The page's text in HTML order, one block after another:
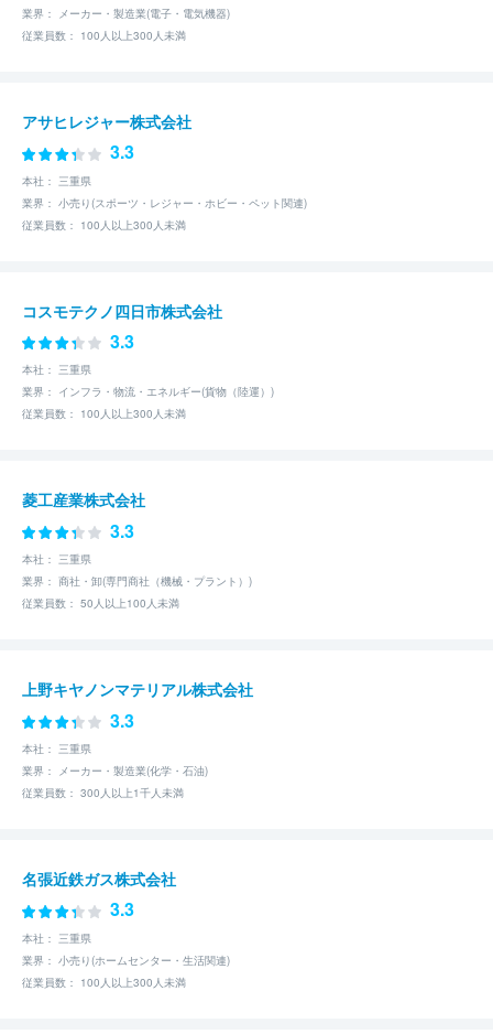
業界： メーカー・製造業(電子・電気機器)
従業員数： 100人以上300人未満
アサヒレジャー株式会社
3.3
本社： 三重県
業界： 小売り(スポーツ・レジャー・ホビー・ペット関連)
従業員数： 100人以上300人未満
コスモテクノ四日市株式会社
3.3
本社： 三重県
業界： インフラ・物流・エネルギー(貨物（陸運）)
従業員数： 100人以上300人未満
菱工産業株式会社
3.3
本社： 三重県
業界： 商社・卸(専門商社（機械・プラント）)
従業員数： 50人以上100人未満
上野キヤノンマテリアル株式会社
3.3
本社： 三重県
業界： メーカー・製造業(化学・石油)
従業員数： 300人以上1千人未満
名張近鉄ガス株式会社
3.3
本社： 三重県
業界： 小売り(ホームセンター・生活関連)
従業員数： 100人以上300人未満